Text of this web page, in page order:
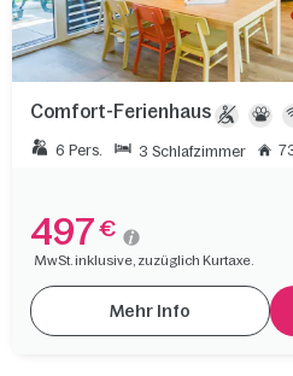
Comfort-Ferienhaus
6 Pers. 3 Schlafzimmer
497 €
MwSt. inklusive, zuzüglich Kurtaxe.
Mehr Info